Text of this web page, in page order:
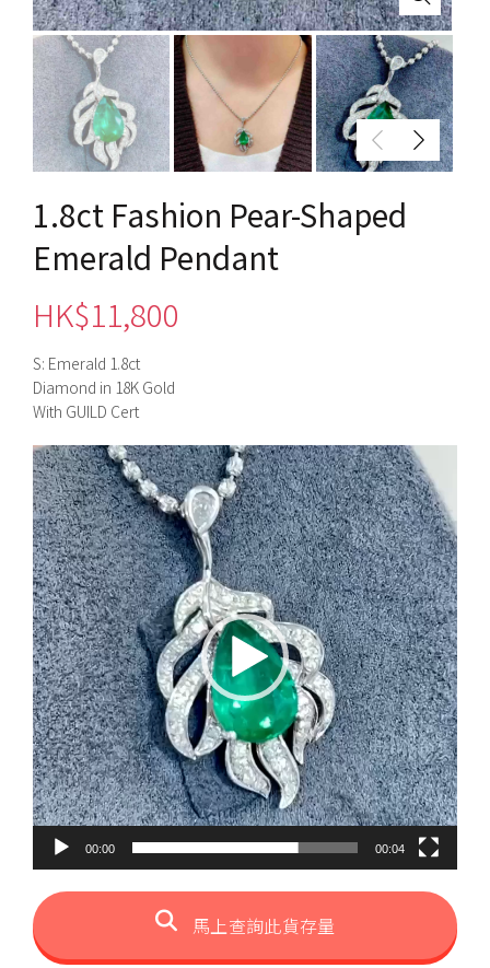
1.8ct Fashion Pear-Shaped
Emerald Pendant
HK$11,800
S: Emerald 1.8ct
Diamond in 18K Gold
With GUILD Cert
視
訊
播
放
器
00:00 00:04
馬上查詢此貨存量